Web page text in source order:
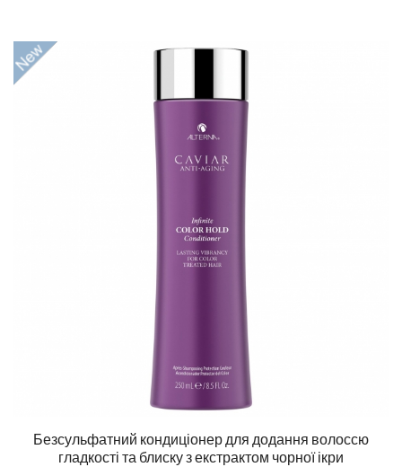
Безсульфатний кондиціонер для додання волоссю
гладкості та блиску з екстрактом чорної ікри